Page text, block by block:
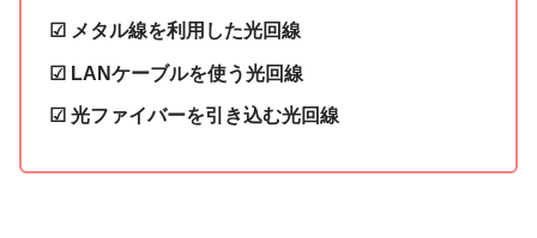
☑ メタル線を利用した光回線
☑ LANケーブルを使う光回線
☑ 光ファイバーを引き込む光回線